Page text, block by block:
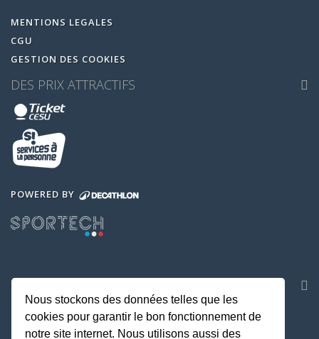
MENTIONS LEGALES
CGU
GESTION DES COOKIES
DES PRIX ATTRACTIFS
POWERED BY
Nous stockons des données telles que les
cookies pour garantir le bon fonctionnement de
notre site internet. Nous utilisons aussi des